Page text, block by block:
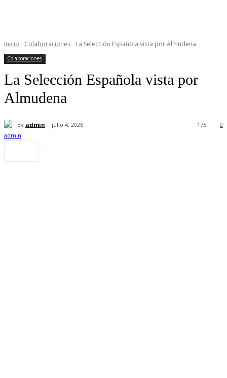
Inicio Colaboraciones La Selección Española vista por Almudena
Colaboraciones
La Selección Española vista por
Almudena
By admin julio 4, 2026 0
175